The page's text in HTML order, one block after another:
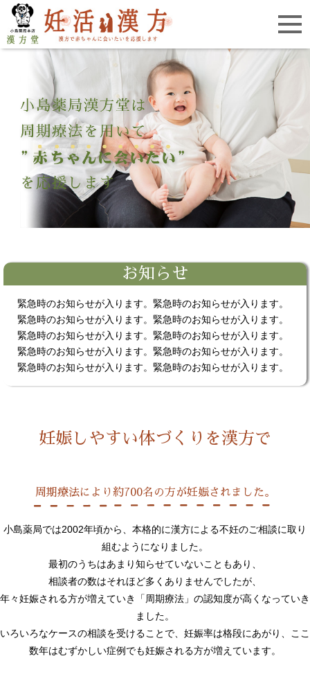
お知らせ
緊急時のお知らせが入ります。緊急時のお知らせが入ります。
緊急時のお知らせが入ります。緊急時のお知らせが入ります。
緊急時のお知らせが入ります。緊急時のお知らせが入ります。
緊急時のお知らせが入ります。緊急時のお知らせが入ります。
緊急時のお知らせが入ります。緊急時のお知らせが入ります。
妊娠しやすい体づくりを漢方で
周期療法により約700名の方が妊娠されました。
小島薬局では2002年頃から、本格的に漢方による不妊のご相談に取り
組むようになりました。
最初のうちはあまり知らせていないこともあり、
相談者の数はそれほど多くありませんでしたが、
年々妊娠される方が増えていき「周期療法」の認知度が高くなっていき
ました。
いろいろなケースの相談を受けることで、妊娠率は格段にあがり、
ここ
数年はむずかしい症例でも妊娠される方が増えています。